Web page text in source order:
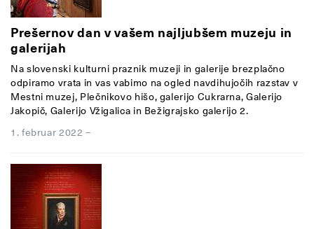
Prešernov dan v vašem najljubšem muzeju in
galerijah
Na slovenski kulturni praznik muzeji in galerije brezplačno
odpiramo vrata in vas vabimo na ogled navdihujočih razstav v
Mestni muzej, Plečnikovo hišo, galerijo Cukrarna, Galerijo
Jakopič, Galerijo Vžigalica in Bežigrajsko galerijo 2.
1. februar 2022 –